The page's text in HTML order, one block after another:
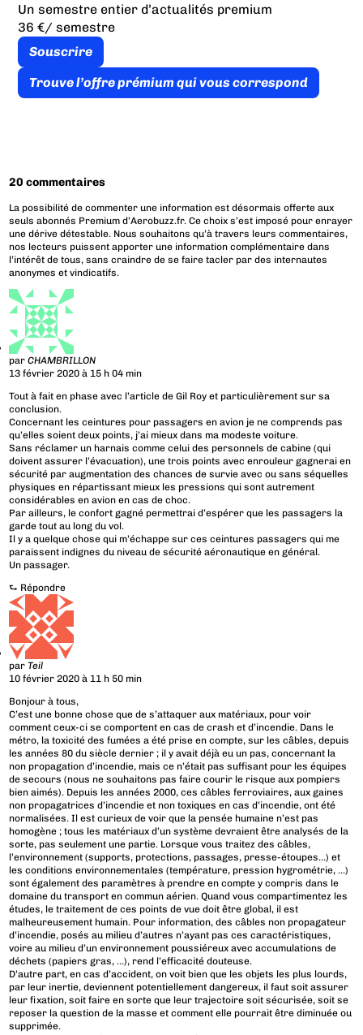
Un semestre entier d’actualités premium
36 €/ semestre
Souscrire
Trouve l’offre prémium qui vous correspond
20 commentaires
La possibilité de commenter une information est désormais offerte aux
seuls abonnés Premium d’Aerobuzz.fr. Ce choix s’est imposé pour enrayer
une dérive détestable. Nous souhaitons qu’à travers leurs commentaires,
nos lecteurs puissent apporter une information complémentaire dans
l’intérêt de tous, sans craindre de se faire tacler par des internautes
anonymes et vindicatifs.
parCHAMBRILLON
13 février 2020 à 15 h 04 min
Tout à fait en phase avec l’article de Gil Roy et particulièrement sur sa
conclusion.
Concernant les ceintures pour passagers en avion je ne comprends pas
qu’elles soient deux points, j’ai mieux dans ma modeste voiture.
Sans réclamer un harnais comme celui des personnels de cabine (qui
doivent assurer l’évacuation), une trois points avec enrouleur gagnerai en
sécurité par augmentation des chances de survie avec ou sans séquelles
physiques en répartissant mieux les pressions qui sont autrement
considérables en avion en cas de choc.
Par ailleurs, le confort gagné permettrai d’espérer que les passagers la
garde tout au long du vol.
Il y a quelque chose qui m’échappe sur ces ceintures passagers qui me
paraissent indignes du niveau de sécurité aéronautique en général.
Un passager.
⮑ Répondre
parTeil
10 février 2020 à 11 h 50 min
Bonjour à tous,
C’est une bonne chose que de s’attaquer aux matériaux, pour voir
comment ceux-ci se comportent en cas de crash et d’incendie. Dans le
métro, la toxicité des fumées a été prise en compte, sur les câbles, depuis
les années 80 du siècle dernier ; il y avait déjà eu un pas, concernant la
non propagation d’incendie, mais ce n’était pas suffisant pour les équipes
de secours (nous ne souhaitons pas faire courir le risque aux pompiers
bien aimés). Depuis les années 2000, ces câbles ferroviaires, aux gaines
non propagatrices d’incendie et non toxiques en cas d’incendie, ont été
normalisées. Il est curieux de voir que la pensée humaine n’est pas
homogène ; tous les matériaux d’un système devraient être analysés de la
sorte, pas seulement une partie. Lorsque vous traitez des câbles,
l’environnement (supports, protections, passages, presse-étoupes…) et
les conditions environnementales (température, pression hygrométrie, …)
sont également des paramètres à prendre en compte y compris dans le
domaine du transport en commun aérien. Quand vous compartimentez les
études, le traitement de ces points de vue doit être global, il est
malheureusement humain. Pour information, des câbles non propagateur
d’incendie, posés au milieu d’autres n’ayant pas ces caractéristiques,
voire au milieu d’un environnement poussiéreux avec accumulations de
déchets (papiers gras, …), rend l’efficacité douteuse.
D’autre part, en cas d’accident, on voit bien que les objets les plus lourds,
par leur inertie, deviennent potentiellement dangereux, il faut soit assurer
leur fixation, soit faire en sorte que leur trajectoire soit sécurisée, soit se
reposer la question de la masse et comment elle pourrait être diminuée ou
supprimée.